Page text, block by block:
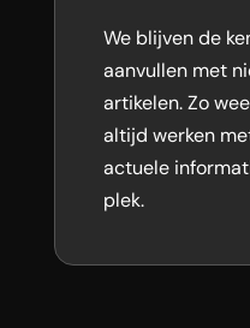
We blijven de
aanvullen met
artikelen. Zo
altijd werken
actuele
plek.